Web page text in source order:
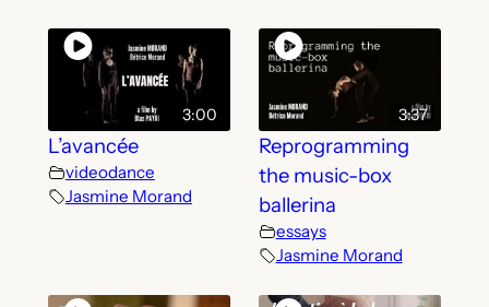
3:00
L’avancée
videodance
Jasmine Morand
3:37
Reprogramming
the music-box
ballerina
essays
Jasmine Morand